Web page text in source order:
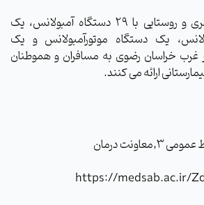
27 پایگاه اورژانس شهری و روستایی با 29 دستگاه آمبولانس، یک
یک دستگاه موتورآمبولانس و یک
غرب خراسان رضوی به مسافران و هموطنان
ارائه می کنند.
3,معاونت درمان
https://medsab.ac.ir/